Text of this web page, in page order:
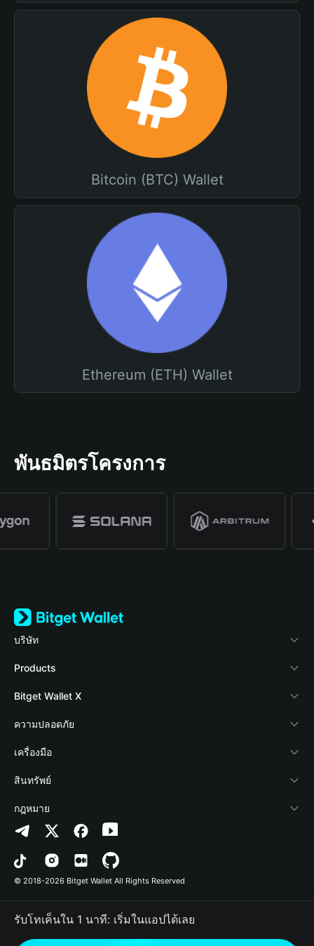
Bitcoin (BTC) Wallet
Ethereum (ETH) Wallet
พันธมิตรโครงการ
บริษัท
เกี่ยวกับ Bitget Wallet
Blog
Academy
ข่าวสารด้านคริปโต
ศูนย์ช่วยเหลือ
ติดต่อเรา
ทรัพยากรข้อมูลของแบรนด์
อาชีพ
Products
Crypto Card
Stablecoin Earn
Payfi Crypto
Crypto Swap API
Altcoin Season Index
Prediction Markets
DApp
RWA
Bitget Wallet X
นักพัฒนา
เชื่อมต่อ Wallet
Bitget Wallet Pay
ลิสต์โปรเจกต์
ความปลอดภัย
Protection Fund
เทคโนโลยีความปลอดภัย
เครื่องมือ
ซื้อคริปโต
การตรวจจับการอนุญาต
การตรวจจับสัญญา
การโอนเป็นชุด
สินทรัพย์
Arbitrum
Avalanche
Bitcoin
Polygon
กฎหมาย
นโยบายความเป็นส่วนตัว
ข้อตกลงในการใช้บริการ
© 2018-2026 Bitget Wallet All Rights Reserved
รับโทเค็นใน 1 นาที: เริ่มในแอปได้เลย